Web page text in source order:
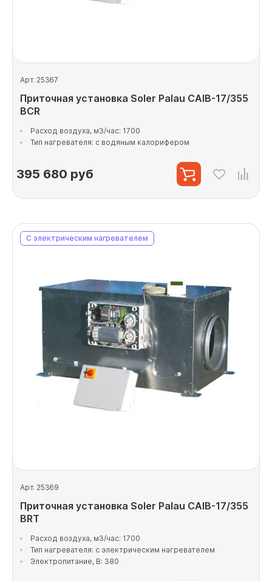
Арт. 25367
Приточная установка Soler Palau CAIB-17/355
BCR
Расход воздуха, м3/час: 1700
Тип нагревателя: с водяным калорифером
395 680 руб
С электрическим нагревателем
Арт. 25369
Приточная установка Soler Palau CAIB-17/355
BRT
Расход воздуха, м3/час: 1700
Тип нагревателя: с электрическим нагревателем
Электропитание, В: 380